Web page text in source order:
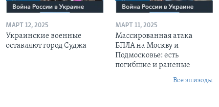
МАРТ 12, 2025
Украинские военные
оставляют город Суджа
МАРТ 11, 2025
Массированная атака
БПЛА на Москву и
Подмосковье: есть
погибшие и раненые
Все эпизоды